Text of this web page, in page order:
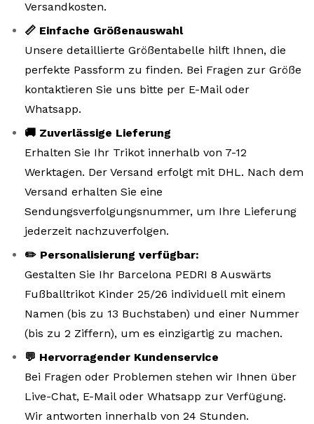
Versandkosten.
📏 Einfache Größenauswahl
Unsere detaillierte Größentabelle hilft Ihnen, die
perfekte Passform zu finden. Bei Fragen zur Größe
kontaktieren Sie uns bitte per E-Mail oder
Whatsapp.
🚚 Zuverlässige Lieferung
Erhalten Sie Ihr Trikot innerhalb von 7-12
Werktagen. Der Versand erfolgt mit DHL. Nach dem
Versand erhalten Sie eine
Sendungsverfolgungsnummer, um Ihre Lieferung
jederzeit nachzuverfolgen.
✏️ Personalisierung verfügbar:
Gestalten Sie Ihr Barcelona PEDRI 8 Auswärts
Fußballtrikot Kinder 25/26 individuell mit einem
Namen (bis zu 13 Buchstaben) und einer Nummer
(bis zu 2 Ziffern), um es einzigartig zu machen.
💬 Hervorragender Kundenservice
Bei Fragen oder Problemen stehen wir Ihnen über
Live-Chat, E-Mail oder Whatsapp zur Verfügung.
Wir antworten innerhalb von 24 Stunden.